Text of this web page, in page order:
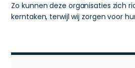
Zo kunnen deze organisaties zich
kerntaken, terwijl wij zorgen voor